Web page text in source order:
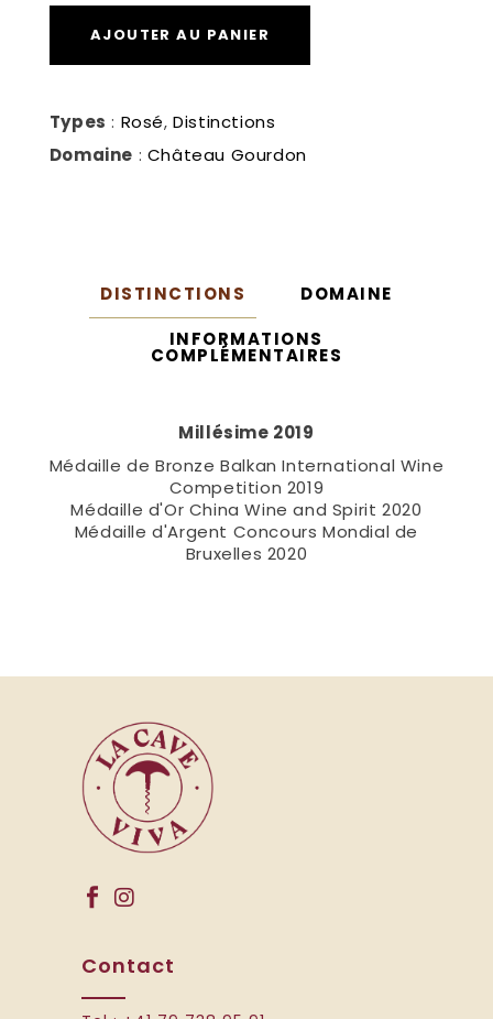
quantitéAJOUTER AU PANIER
Types : Rosé,Distinctions
Domaine : Château Gourdon
DISTINCTIONS
DOMAINE
INFORMATIONS
COMPLÉMENTAIRES
Millésime 2019
Médaille de Bronze Balkan International Wine
Competition 2019
Médaille d'Or China Wine and Spirit 2020
Médaille d'Argent Concours Mondial de
Bruxelles 2020
Contact